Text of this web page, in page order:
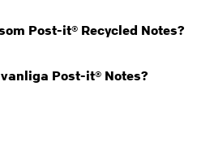
Post-it® Recycled Notes?
Post-it® Notes?